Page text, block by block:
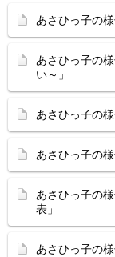
あさひっ子の
あさひっ子の
い～」
あさひっ子の
あさひっ子の
あさひっ子の
表」
あさひっ子の